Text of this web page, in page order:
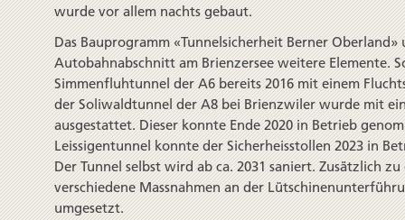
wurde vor allem nachts gebaut.
Das Bauprogramm «Tunnel­sicherheit Berner Oberland»
Autobahn­abschnitt am Brienzer­see weitere Elemente.
Simmenfluh­tunnel der A6 bereits 2016 mit einem
der Soliwald­tunnel der A8 bei Brienz­wiler wurde mit
ausgestattet. Dieser konnte Ende 2020 in Betrieb
Leissigen­tunnel konnte der Sicherheisstollen 2023 in
Der Tunnel selbst wird ab ca. 2031 saniert. Zusätzlich
verschiedene Massnahmen an der
umgesetzt.